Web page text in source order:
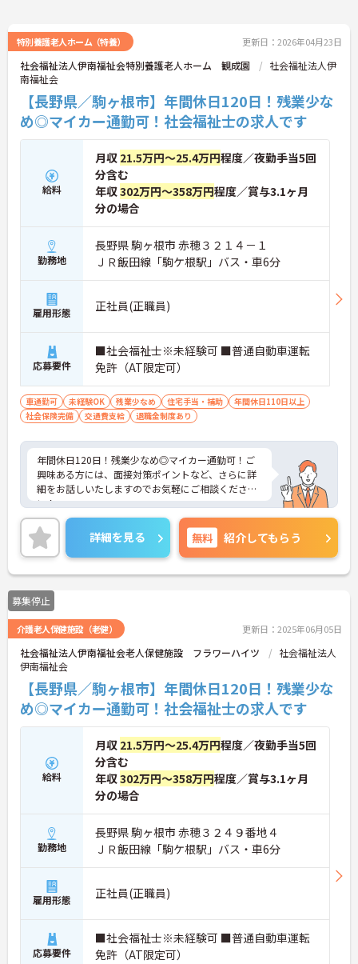
特別養護老人ホーム（特養） 更新日：2026年04月23日
社会福祉法人伊南福祉会特別養護老人ホーム 観成園
社会福祉法人伊
南福祉会
【長野県／駒ヶ根市】年間休日120日！残業少な
め◎マイカー通勤可！社会福祉士の求人です
給料
月収 21.5万円～25.4万円程度／夜勤手当5回
分含む
年収302万円～358万円程度／賞与3.1ヶ月
分の場合
勤務地
長野県 駒ヶ根市 赤穂３２１４－１
ＪＲ飯田線「駒ケ根駅」バス・車6分
雇用形態 正社員(正職員)
応募要件
■社会福祉士※未経験可 ■普通自動車運転
免許（AT限定可）
車通勤可 未経験OK 残業少なめ 住宅手当・補助
年間休日110日以上
社会保険完備
交通費支給 退職金制度あり
年間休日120日！残業少なめ◎マイカー通勤可！ご
興味ある方には、面接対策ポイントなど、さらに詳
細をお話しいたしますのでお気軽にご相談くださ
い！
詳細を見る 無料 紹介してもらう
募集停止
介護老人保健施設（老健） 更新日：2025年06月05日
社会福祉法人伊南福祉会老人保健施設 フラワーハイツ
社会福祉法人
伊南福祉会
【長野県／駒ヶ根市】年間休日120日！残業少な
め◎マイカー通勤可！社会福祉士の求人です
給料
月収 21.5万円～25.4万円程度／夜勤手当5回
分含む
年収302万円～358万円程度／賞与3.1ヶ月
分の場合
勤務地
長野県 駒ヶ根市 赤穂３２４９番地４
ＪＲ飯田線「駒ケ根駅」バス・車6分
雇用形態 正社員(正職員)
応募要件
■社会福祉士※未経験可 ■普通自動車運転
免許（AT限定可）